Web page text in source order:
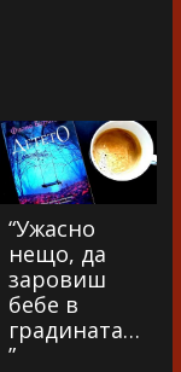
“Ужасно
нещо, да
заровиш
бебе в
градината…
”